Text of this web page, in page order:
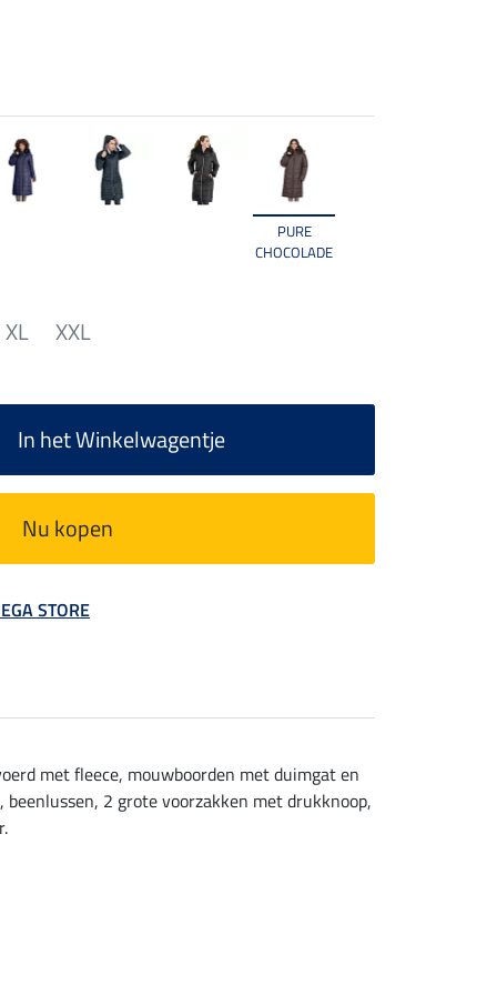
PURE
CHOCOLADE
XL XXL
In het Winkelwagentje
Nu kopen
STORE
met fleece, mouwboorden met duimgat en
2 grote voorzakken met drukknoop,